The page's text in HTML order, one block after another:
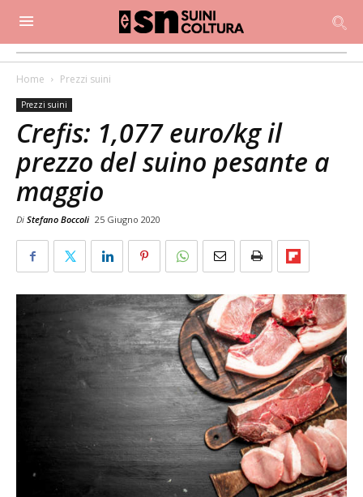
Home Prezzi suini
Prezzi suini
Crefis: 1,077 euro/kg il
prezzo del suino pesante a
maggio
Di Stefano Boccoli 25 Giugno 2020